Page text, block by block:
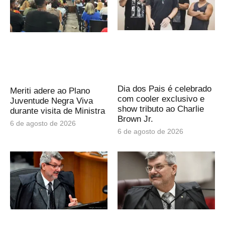
Meriti adere ao Plano
Juventude Negra Viva
durante visita de Ministra
6 de agosto de 2026
Dia dos Pais é celebrado
com cooler exclusivo e
show tributo ao Charlie
Brown Jr.
6 de agosto de 2026